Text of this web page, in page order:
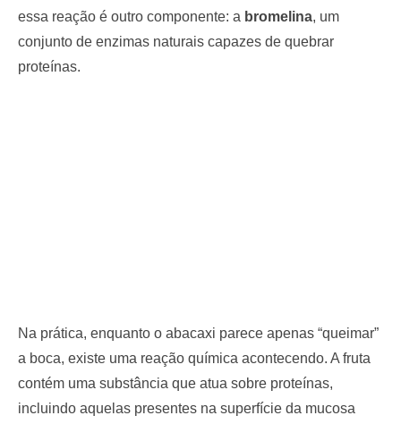
essa reação é outro componente: a bromelina, um
conjunto de enzimas naturais capazes de quebrar
proteínas.
Na prática, enquanto o abacaxi parece apenas “queimar”
a boca, existe uma reação química acontecendo. A fruta
contém uma substância que atua sobre proteínas,
incluindo aquelas presentes na superfície da mucosa